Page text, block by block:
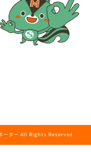
ーター All Rights Reserved.